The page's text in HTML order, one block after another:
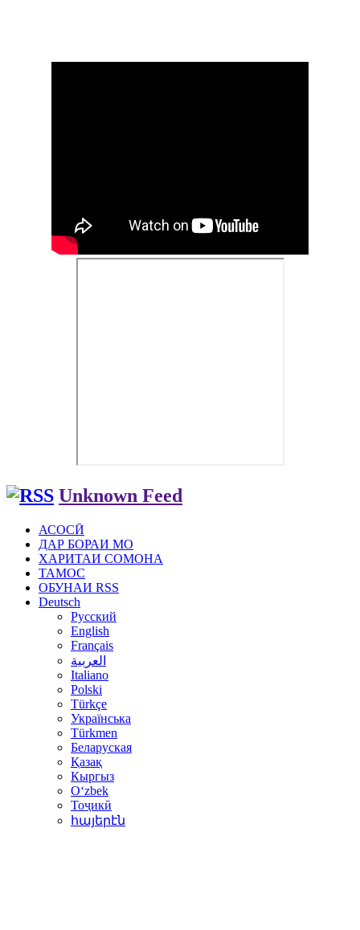
Unknown Feed
АСОСӢ
ДАР БОРАИ МО
ХАРИТАИ СОМОНА
ТАМОС
ОБУНАИ RSS
Deutsch
Русский
English
Français
العربية
Italiano
Polski
Türkçe
Українська
Türkmen
Беларуская
Қазақ
Кыргыз
Oʻzbek
Тоҷикӣ
հայերէն